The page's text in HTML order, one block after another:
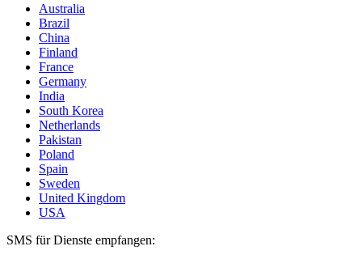
Australia
Brazil
China
Finland
France
Germany
India
South Korea
Netherlands
Pakistan
Poland
Spain
Sweden
United Kingdom
USA
SMS für Dienste empfangen: